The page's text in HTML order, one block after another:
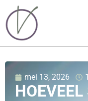
mei 13, 2026